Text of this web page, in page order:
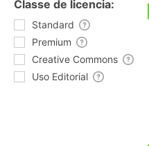
Classe de licencia:
Standard
Premium
Creative Commons
Uso Editorial